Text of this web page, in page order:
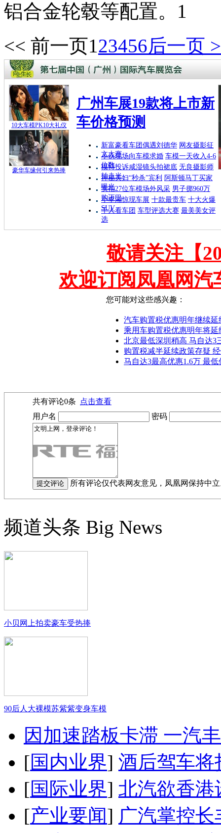
铝合金轮毂等配置。1
<< 前一页123456后一页
10大车模PK10大礼仪
豪华车缘何引来热捧
广州车展19款将上市新
车价格预测
新富豪看车团偶遇刘德华 网友摄影征
文大赛
小伙现场向车模求婚 车模一天收入4-6
位数
模特投诉咸湿镜头拍裙底 无良摄影师
拍走光
神秘夫妇“秒杀”宾利
阿斯顿马丁买家
曝光
实拍27位车模场外风采 男子掷960万
购迈巴
小李湘惊现车展 十款最贵车 十大火爆
SUV
千人看车团 车型评选大赛 最美美女评
选
敬请关注【
欢迎订阅凤凰网汽
您可能对这些感兴趣：
汽车购置税优惠明年继续
乘用车购置税优惠明年将
北京最低深圳稍高 马自达3
购置税减半延续政策存疑
马自达3最高优惠1.6万 最低
共有评论0条
点击查看
用户名
密码
所有评论仅代表网友意见，凤凰网保持中
频道头条 Big News
小贝网上拍卖豪车受热捧
90后人大裸模苏紫紫变身车模
因加速踏板卡滞 一汽
[国内业界] 酒后驾车将
[国际业界] 北汽欲香港
[产业要闻] 广汽掌控